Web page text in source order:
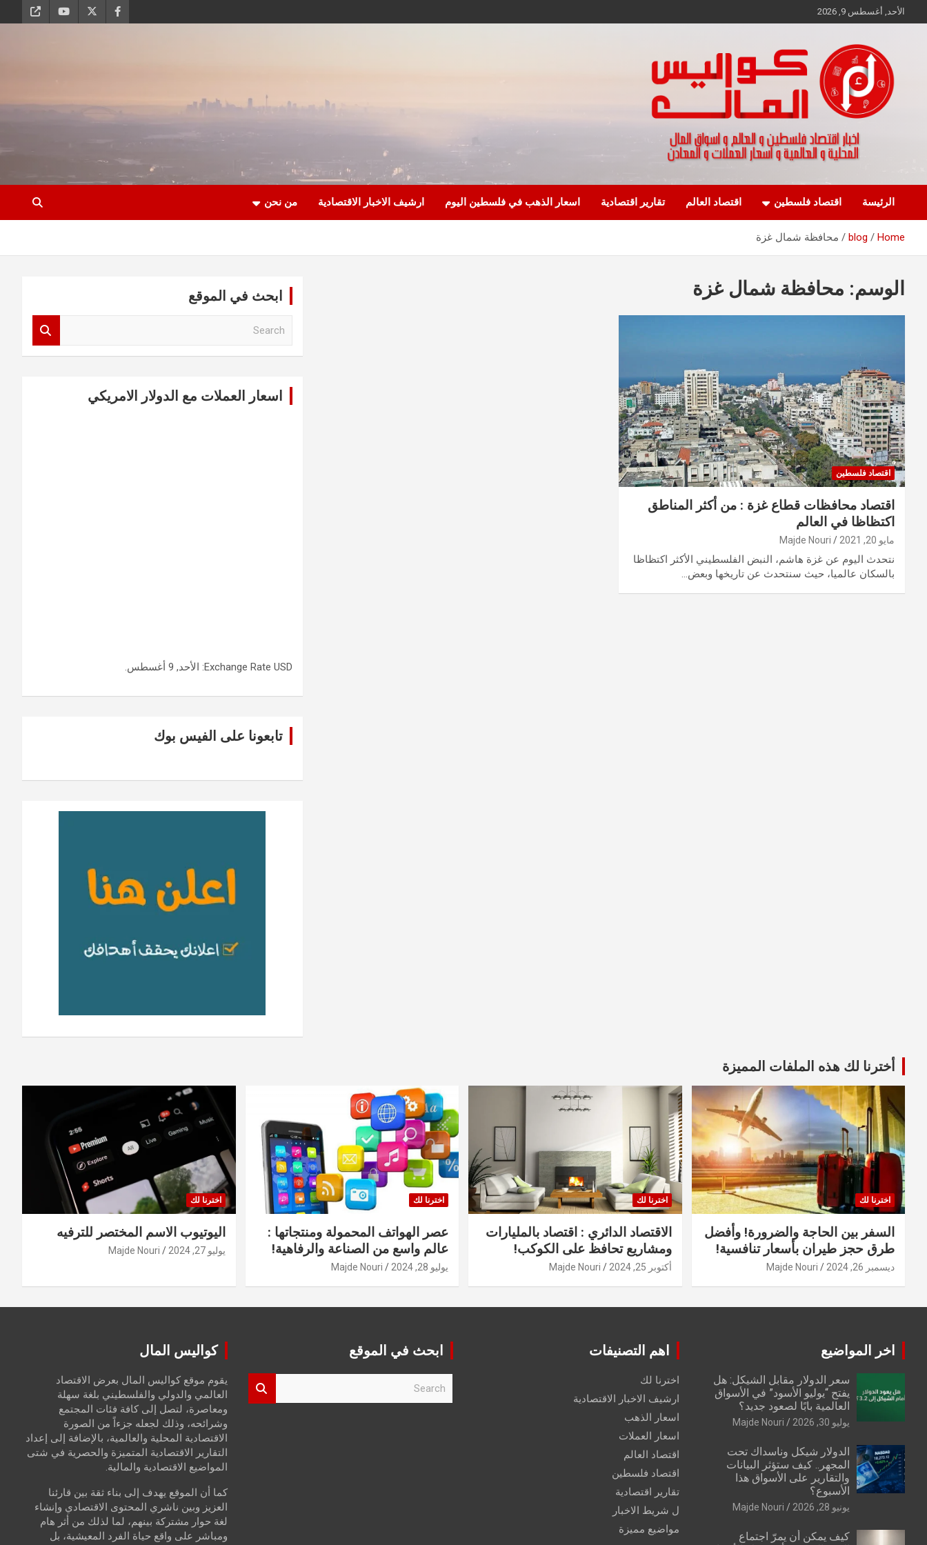
to
الأحد, أغسطس 9, 2026
كواليس المال
الرئيسة اقتصاد فلسطين اقتصاد العالم تقارير اقتصادية اسعار الذهب في فلسطين اليوم ارشيف الاخبار الاقتصادية من نحن
Home
blog محافظة شمال غزة
الوسم: محافظة شمال غزة
اقتصاد فلسطين
اقتصاد محافظات قطاع غزة : من أكثر المناطق
اكتظاظا في العالم
مايو 20, 2021 Majde Nouri
نتحدث اليوم عن غزة هاشم، النبض الفلسطيني الأكثر اكتظاظا
بالسكان عالميا، حيث سنتحدث عن تاريخها وبعض…
ابحث في الموقع
اسعار العملات مع الدولار الامريكي
Exchange Rate USD : الأحد, 9 أغسطس.
تابعونا على الفيس بوك
أخترنا لك هذه الملفات المميزة
اخترنا لك
السفر بين الحاجة والضرورة! وأفضل
طرق حجز طيران بأسعار تنافسية!
ديسمبر 26, 2024 Majde Nouri
اخترنا لك
الاقتصاد الدائري : اقتصاد بالمليارات
ومشاريع تحافظ على الكوكب!
أكتوبر 25, 2024 Majde Nouri
اخترنا لك
عصر الهواتف المحمولة ومنتجاتها :
عالم واسع من الصناعة والرفاهية!
يوليو 28, 2024 Majde Nouri
اخترنا لك
اليوتيوب الاسم المختصر للترفيه
يوليو 27, 2024 Majde Nouri
اخر المواضيع
سعر الدولار مقابل الشيكل: هل
يفتح “يوليو الأسود” في الأسواق
العالمية بابًا لصعود جديد؟
يوليو 30, 2026 Majde Nouri
الدولار شيكل وناسداك تحت
المجهر.. كيف ستؤثر البيانات
والتقارير على الأسواق هذا
الأسبوع؟
يونيو 28, 2026 Majde Nouri
كيف يمكن أن يمرّ اجتماع
اهم التصنيفات
اخترنا لك
ارشيف الاخبار الاقتصادية
اسعار الذهب
اسعار العملات
اقتصاد العالم
اقتصاد فلسطين
تقارير اقتصادية
ل شريط الاخبار
مواضيع مميزة
ابحث في الموقع كواليس المال
يقوم موقع كواليس المال بعرض الاقتصاد
العالمي والدولي والفلسطيني بلغة سهلة
ومعاصرة، لتصل إلى كافة فئات المجتمع
وشرائحه، وذلك لجعله جزءاً من الصورة
الاقتصادية المحلية والعالمية، بالإضافة إلى إعداد
التقارير الاقتصادية المتميزة والحصرية في شتى
المواضيع الاقتصادية والمالية.
كما أن الموقع يهدف إلى بناء ثقة بين قارئنا
العزيز وبين ناشري المحتوى الاقتصادي وإنشاء
لغة حوار مشتركة بينهم، لما لذلك من أثر هام
ومباشر على واقع حياة الفرد المعيشية، بل